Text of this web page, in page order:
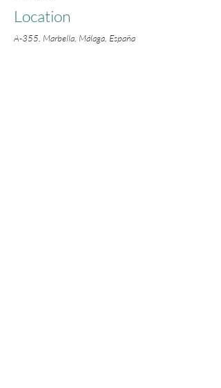
Location
A-355, Marbella, Málaga, España